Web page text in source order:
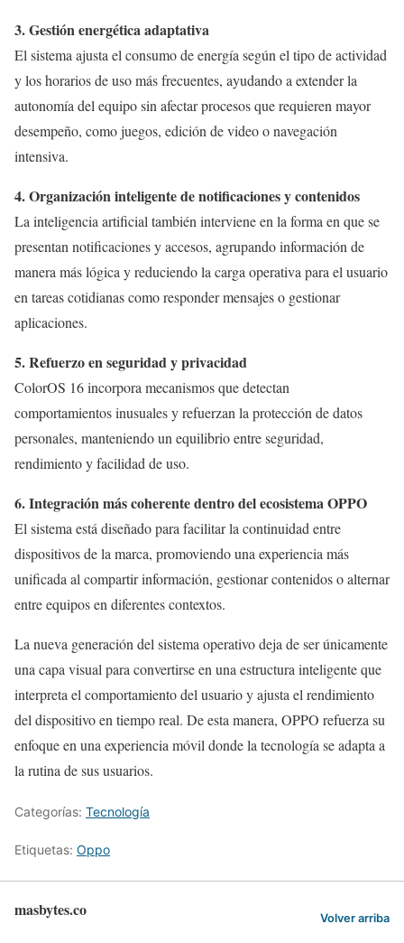
3. Gestión energética adaptativa
El sistema ajusta el consumo de energía según el tipo de actividad
y los horarios de uso más frecuentes, ayudando a extender la
autonomía del equipo sin afectar procesos que requieren mayor
desempeño, como juegos, edición de video o navegación
intensiva.
4. Organización inteligente de notificaciones y contenidos
La inteligencia artificial también interviene en la forma en que se
presentan notificaciones y accesos, agrupando información de
manera más lógica y reduciendo la carga operativa para el usuario
en tareas cotidianas como responder mensajes o gestionar
aplicaciones.
5. Refuerzo en seguridad y privacidad
ColorOS 16 incorpora mecanismos que detectan
comportamientos inusuales y refuerzan la protección de datos
personales, manteniendo un equilibrio entre seguridad,
rendimiento y facilidad de uso.
6. Integración más coherente dentro del ecosistema OPPO
El sistema está diseñado para facilitar la continuidad entre
dispositivos de la marca, promoviendo una experiencia más
unificada al compartir información, gestionar contenidos o alternar
entre equipos en diferentes contextos.
La nueva generación del sistema operativo deja de ser únicamente
una capa visual para convertirse en una estructura inteligente que
interpreta el comportamiento del usuario y ajusta el rendimiento
del dispositivo en tiempo real. De esta manera, OPPO refuerza su
enfoque en una experiencia móvil donde la tecnología se adapta a
la rutina de sus usuarios.
Categorías: Tecnología
Etiquetas: Oppo
masbytes.co Volver arriba